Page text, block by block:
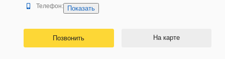
Телефон:
Показать
Позвонить На карте